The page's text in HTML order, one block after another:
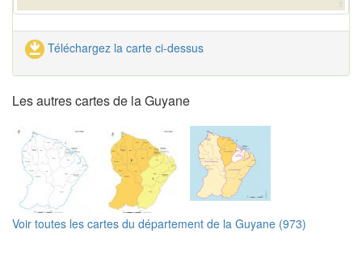
Téléchargez la carte ci-dessus
Les autres cartes de la Guyane
Voir toutes les cartes du département de la Guyane (973)